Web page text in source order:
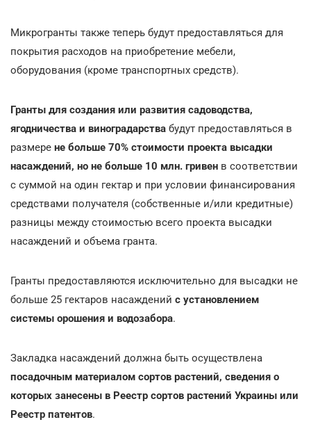
Микрогранты также теперь будут предоставляться для
покрытия расходов на приобретение мебели,
оборудования (кроме транспортных средств).
Гранты для создания или развития садоводства,
ягодничества и виноградарства будут предоставляться в
размере не больше 70% стоимости проекта высадки
насаждений, но не больше 10 млн. гривен в соответствии
с суммой на один гектар и при условии финансирования
средствами получателя (собственные и/или кредитные)
разницы между стоимостью всего проекта высадки
насаждений и объема гранта.
Гранты предоставляются исключительно для высадки не
больше 25 гектаров насаждений с установлением
системы орошения и водозабора.
Закладка насаждений должна быть осуществлена
посадочным материалом сортов растений, сведения о
которых занесены в Реестр сортов растений Украины или
Реестр патентов.